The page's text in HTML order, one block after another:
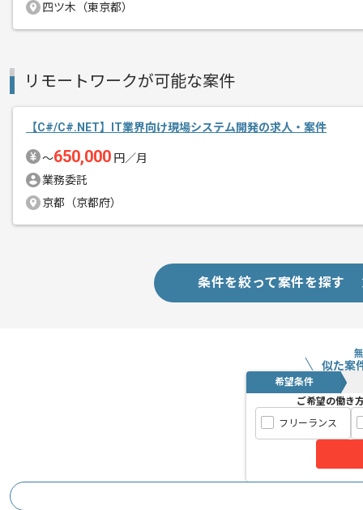
四ツ木（東京都）
リモートワークが可能な案件
【C#/C#.NET】IT業界向け現場システム開発の求人・案件
〜650,000 円／月
業務委託
京都（京都府）
条件を絞って案件を探す
似た案
希望条件
ご希望の働き
フリーランス